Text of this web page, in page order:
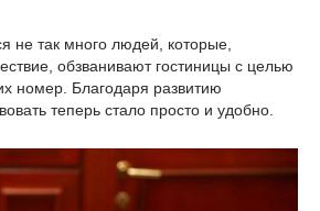
не так много людей, которые,
обзванивают гостиницы с целью
номер. Благодаря развитию
теперь стало просто и удобно.